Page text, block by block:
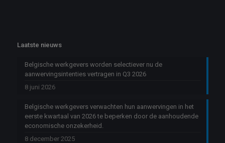
Laatste nieuws
Belgische werkgevers worden selectiever nu de
aanwervingsintenties vertragen in Q3 2026
8 juni 2026
Belgische werkgevers verwachten hun aanwervingen in het
eerste kwartaal van 2026 te beperken door de aanhoudende
economische onzekerheid.
8 december 2025